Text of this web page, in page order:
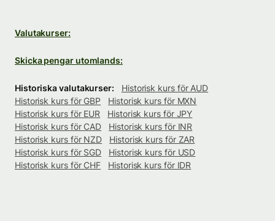
Valutakurser:
Skicka pengar utomlands:
Historiska valutakurser:
Historisk kurs för AUD
Historisk kurs för GBP
Historisk kurs för MXN
Historisk kurs för EUR
Historisk kurs för JPY
Historisk kurs för CAD
Historisk kurs för INR
Historisk kurs för NZD
Historisk kurs för ZAR
Historisk kurs för SGD
Historisk kurs för USD
Historisk kurs för CHF
Historisk kurs för IDR